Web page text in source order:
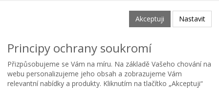
Ochrana osobních údajů
Poučení o právu na odstoupení od smlouvy
Reklamační řád
Reklamační protokol ke stažení
Velikostní tabulka
Akceptuji Nastavit
Principy ochrany soukromí
Přizpůsobujeme se Vám na míru. Na základě Vašeho chování na
webu personalizujeme jeho obsah a zobrazujeme Vám
relevantní nabídky a produkty. Kliknutím na tlačítko „Akceptuji“